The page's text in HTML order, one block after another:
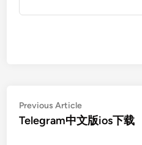
文
章
Previous ArticlePrevious
article:
Telegram中文版ios下载